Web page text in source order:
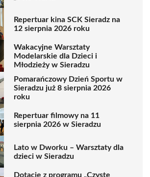
Repertuar kina SCK Sieradz na
12 sierpnia 2026 roku
Wakacyjne Warsztaty
Modelarskie dla Dzieci i
Młodzieży w Sieradzu
Pomarańczowy Dzień Sportu w
Sieradzu już 8 sierpnia 2026
roku
Repertuar filmowy na 11
sierpnia 2026 w Sieradzu
Lato w Dworku – Warsztaty dla
dzieci w Sieradzu
Dotacje z programu „Czyste